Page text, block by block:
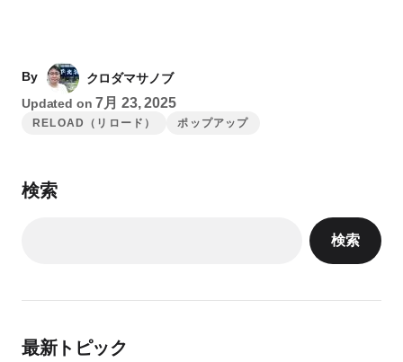
By
クロダマサノブ
Updated on 7月 23, 2025
RELOAD（リロード） ポップアップ
検索
検索
最新トピック